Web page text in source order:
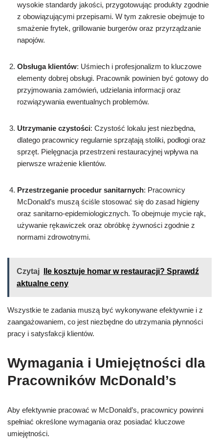
wysokie standardy jakości, przygotowując produkty zgodnie
z obowiązującymi przepisami. W tym zakresie obejmuje to
smażenie frytek, grillowanie burgerów oraz przyrządzanie
napojów.
Obsługa klientów: Uśmiech i profesjonalizm to kluczowe
elementy dobrej obsługi. Pracownik powinien być gotowy do
przyjmowania zamówień, udzielania informacji oraz
rozwiązywania ewentualnych problemów.
Utrzymanie czystości: Czystość lokalu jest niezbędna,
dlatego pracownicy regularnie sprzątają stoliki, podłogi oraz
sprzęt. Pielęgnacja przestrzeni restauracyjnej wpływa na
pierwsze wrażenie klientów.
Przestrzeganie procedur sanitarnych: Pracownicy
McDonald’s muszą ściśle stosować się do zasad higieny
oraz sanitarno-epidemiologicznych. To obejmuje mycie rąk,
używanie rękawiczek oraz obróbkę żywności zgodnie z
normami zdrowotnymi.
Czytaj
Ile kosztuje homar w restauracji? Sprawdź
aktualne ceny
Wszystkie te zadania muszą być wykonywane efektywnie i z
zaangażowaniem, co jest niezbędne do utrzymania płynności
pracy i satysfakcji klientów.
Wymagania i Umiejętności dla
Pracowników McDonald’s
Aby efektywnie pracować w McDonald’s, pracownicy powinni
spełniać określone wymagania oraz posiadać kluczowe
umiejętności.